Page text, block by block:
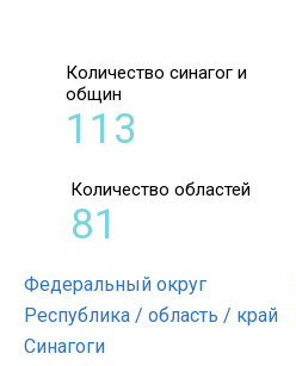
Федеральный округ
Республика / область / край
Синагоги
Количество синагог и
общин
113
Количество областей
81